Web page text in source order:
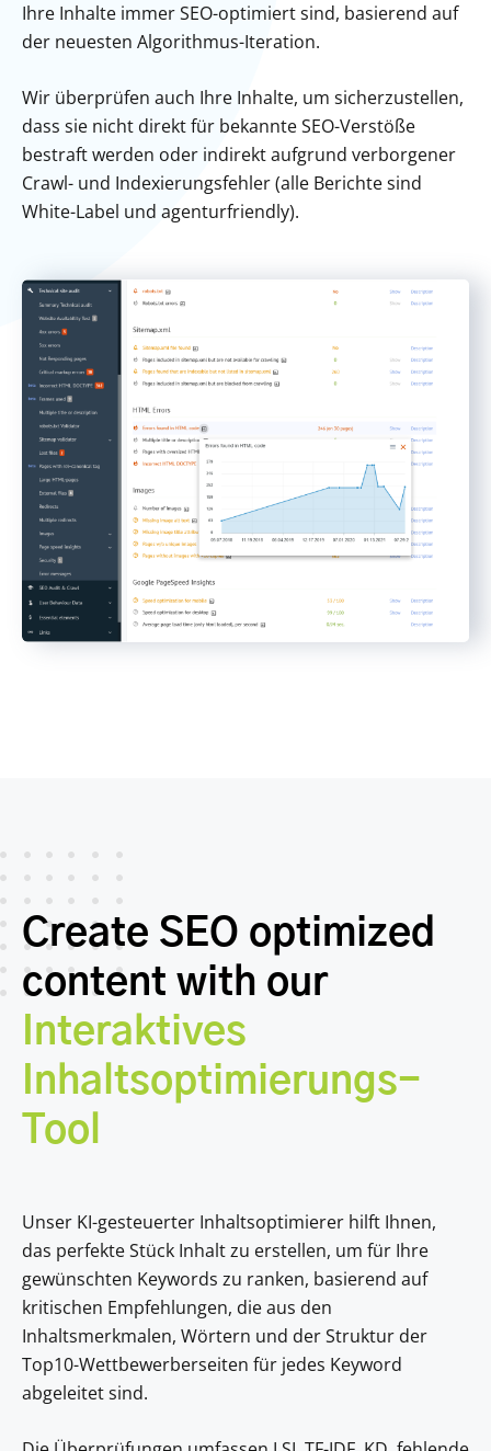
Ihre Inhalte immer SEO-optimiert sind, basierend auf
der neuesten Algorithmus-Iteration.
Wir überprüfen auch Ihre Inhalte, um sicherzustellen,
dass sie nicht direkt für bekannte SEO-Verstöße
bestraft werden oder indirekt aufgrund verborgener
Crawl- und Indexierungsfehler (alle Berichte sind
White-Label und agenturfriendly).
Create SEO optimized
content with our
Interaktives
Inhaltsoptimierungs-
Tool
Unser KI-gesteuerter Inhaltsoptimierer hilft Ihnen,
das perfekte Stück Inhalt zu erstellen, um für Ihre
gewünschten Keywords zu ranken, basierend auf
kritischen Empfehlungen, die aus den
Inhaltsmerkmalen, Wörtern und der Struktur der
Top10-Wettbewerberseiten für jedes Keyword
abgeleitet sind.